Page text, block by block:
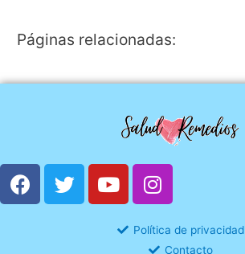
Páginas relacionadas:
Política de privacidad
Contacto